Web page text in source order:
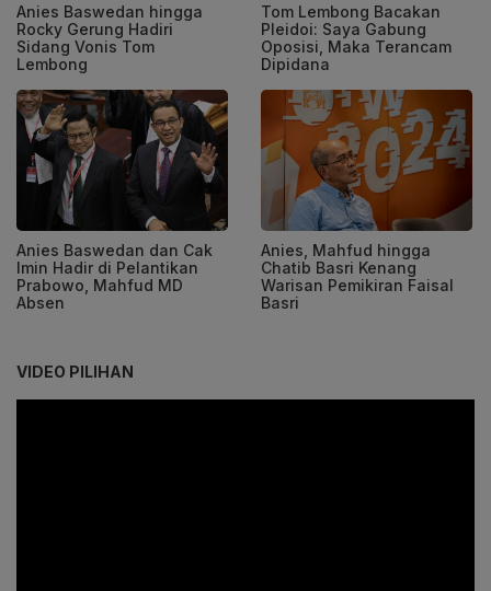
Anies Baswedan hingga
Rocky Gerung Hadiri
Sidang Vonis Tom
Lembong
Tom Lembong Bacakan
Pleidoi: Saya Gabung
Oposisi, Maka Terancam
Dipidana
Anies Baswedan dan Cak
Imin Hadir di Pelantikan
Prabowo, Mahfud MD
Absen
Anies, Mahfud hingga
Chatib Basri Kenang
Warisan Pemikiran Faisal
Basri
VIDEO PILIHAN